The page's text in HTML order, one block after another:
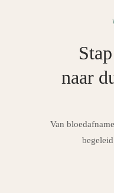
naar
Van